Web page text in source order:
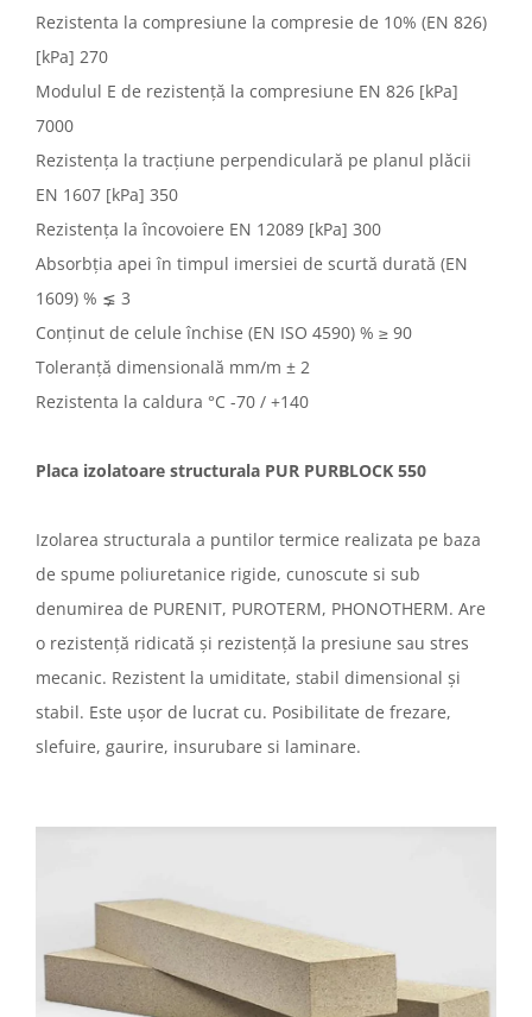
Rezistenta la compresiune la compresie de 10% (EN 826)
[kPa] 270
Modulul E de rezistență la compresiune EN 826 [kPa]
7000
Rezistența la tracțiune perpendiculară pe planul plăcii
EN 1607 [kPa] 350
Rezistența la încovoiere EN 12089 [kPa] 300
Absorbția apei în timpul imersiei de scurtă durată (EN
1609) % ⪇ 3
Conținut de celule închise (EN ISO 4590) % ≥ 90
Toleranță dimensională mm/m ± 2
Rezistenta la caldura °C -70 / +140
Placa izolatoare structurala PUR PURBLOCK 550
Izolarea structurala a puntilor termice realizata pe baza
de spume poliuretanice rigide, cunoscute si sub
denumirea de PURENIT, PUROTERM, PHONOTHERM. Are
o rezistență ridicată și rezistență la presiune sau stres
mecanic. Rezistent la umiditate, stabil dimensional și
stabil. Este ușor de lucrat cu. Posibilitate de frezare,
slefuire, gaurire, insurubare si laminare.